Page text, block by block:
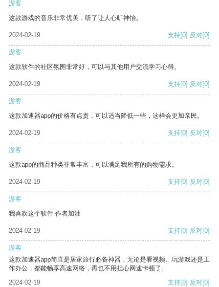
游客
这款游戏的音乐非常优美，听了让人心旷神怡。
2024-02-19 支持[0] 反对[0]
游客
这款软件的社区氛围非常好，可以与其他用户交流学习心得。
2024-02-19 支持[0] 反对[0]
游客
这款加速器app的价格有点贵，可以适当降低一些，这样会更加亲民。
2024-02-19 支持[0] 反对[0]
游客
这款app的商品种类非常丰富，可以满足我所有的购物需求。
2024-02-19 支持[0] 反对[0]
游客
我喜欢这个软件 作者加油
2024-02-19 支持[0] 反对[0]
游客
这款加速器app简直是居家旅行必备神器，无论是看视频、玩游戏还是工
作办公，都能畅享高速网络，再也不用担心网速卡顿了。
2024-02-19
支持[0] 反对[0]